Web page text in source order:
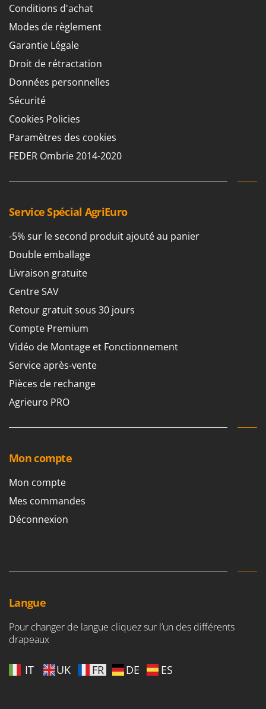
Master
Mastercook
Masterpro
McCulloch
MCH
Michelin
Mille
Minox
Mockmill
MOSA
Mowox
MTD
N
New O.M.R.A.
Nilfisk
Ninja
Novatec
Novital
NuAir
NuovaFac
O
Omas
Ompagrill
Ooni
Palumbo Pavi
Partisani
Paterlini
Philips
Conditions d'achat
Modes de règlement
Garantie Légale
Droit de rétractation
Données personnelles
Sécurité
Cookies Policies
Paramètres des cookies
FEDER Ombrie 2014-2020
Service Spécial AgriEuro
-5% sur le second produit ajouté au panier
Double emballage
Livraison gratuite
Centre SAV
Retour gratuit sous 30 jours
Compte Premium
Vidéo de Montage et Fonctionnement
Service après-vente
Pièces de rechange
Agrieuro PRO
Mon compte
Mon compte
Mes commandes
Déconnexion
Langue
Pour changer de langue cliquez sur l’un des différents
drapeaux
IT UK FR DE ES